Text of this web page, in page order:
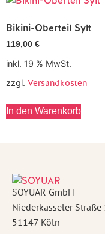
Bikini-Oberteil Sylt
119,00 €
inkl. 19 % MwSt.
zzgl. Versandkosten
In den Warenkorb
SOYUAR GmbH
Niederkasseler Straße
51147 Köln